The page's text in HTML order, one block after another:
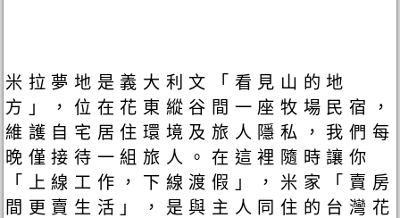
米拉夢地是義大利文「看見山的地
方」，位在花東縱谷間一座牧場民宿，
維護自宅居住環境及旅人隱私，我們每
晚僅接待一組旅人。在這裡隨時讓你
「上線工作，下線渡假」，米家「賣房
間更賣生活」，是與主人同住的台灣花